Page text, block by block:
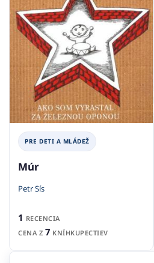
PRE DETI A MLÁDEŽ
Múr
Petr Sís
1 RECENCIA
CENA Z 7 KNÍHKUPECTIEV